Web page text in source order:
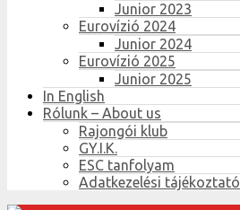
Junior 2023
Eurovízió 2024
Junior 2024
Eurovízió 2025
Junior 2025
In English
Rólunk – About us
Rajongói klub
GY.I.K.
ESC tanfolyam
Adatkezelési tájékoztató